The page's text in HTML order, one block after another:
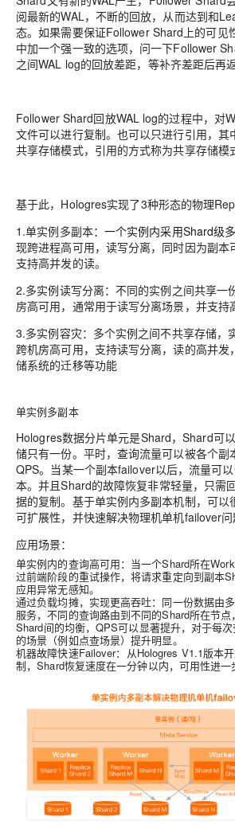
阅最新的WAL，不断的回放，从而达到和
态。如果需要保证Follower Shard上的可见
中加一个强一致的选项，问一下Follower
之间WAL log的回放差距，等补齐差距后再
Follower Shard回放WAL log的过程中，对
文件可以进行复制。也可以只进行引用，其
共享存储模式，引用的方式称为共享存储模
基于此，Hologres实现了3种形态的物理
1.单实例多副本：一个实例内采用Shard级多
现跨进程高可用，读写分离，同时因为副本
支持高并发的读。
2.多实例读写分离：不同的实例之间共享一
房高可用，通常用于读写分离场景，并支持
3.多实例容灾：多个实例之间不共享存储，
跨机房高可用，支持读写分离，读的高并发
储系统的迁移等功能
单实例多副本
Hologres数据分片单元是Shard，Shard可
储只有一份。平时，查询流量可以被各个副
QPS。当某一个副本failover以后，流量可
本。并且Shard的故障恢复非常轻量，只需
据的复制。基于单实例内多副本机制，可以
可扩展性，并快速解决物理机单机failover问
应用场景：
单实例内的查询高可用：当一个Shard所在
过前端阶段的重试操作，将请求重定向到副本
应用异常无感知。
通过负载均摊，实现更高吞吐：同一份数据由
服务，不同的查询路由到不同的Shard所在节
Shard间的均衡，QPS可以显著提升，对于每
的场景（例如点查场景）提升明显。
机器故障快速Failover：从Hologres V1.1版本
制，Shard恢复速度在一分钟以内，可用性进一